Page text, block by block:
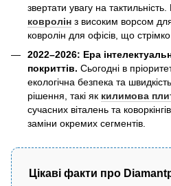
звертати увагу на
ковролін з високим ворсом
ковролін для офісів, що
2022–2026: Ера
покриттів. Сьогодні в
екологічна безпека та
рішення, такі як килимова
сучасних віталень та
заміни окремих сегментів.
Цікаві факти про